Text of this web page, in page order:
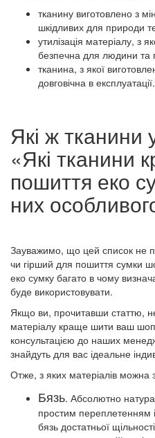
тканину виготовлено з
шкідливих для природи
утилізація матеріалу, з
безпечна для людини та
тканина, з якої
довговічна в експлуатації.
Які ж
«Які тканини
пошиття еко
них
Зауважимо, що цей список не
чи гірший для пошиття сумки
еко сумку багато в чому
буде використовувати.
Якщо ви, прочитавши статтю,
матеріалу краще шити ваш
консультацією до наших
знайдуть для вас ідеальне
Отже, з яких матеріалів
Бязь. Абсолютно
простим переплетенням
бязь достатньої